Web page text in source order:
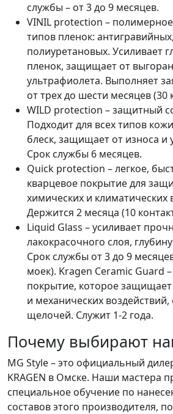
службы – от 3 до 9 месяцев.
VINIL protection –
типов пленок:
полиуретановых. Усиливает
пленок, защищает от
ультрафиолета. Выполняет
от трех до шести месяцев (30
WILD protection – защитный
Подходит для всех типов
блеск, защищает от износа и
Срок службы 6 месяцев.
Quick protection – легкое,
кварцевое покрытие для
химических и климатических
Держится 2 месяца (10
Liquid Glass – усиливает
лакокрасочного слоя,
Срок службы от 3 до 9
моек). Kragen Ceramic Guard
покрытие, которое защищает
и механических воздействий,
щелочей. Служит 1-2 года.
Почему выбирают
MG Style – это официальный
KRAGEN в Омске. Наши мастера
специальное обучение по
составов этого производителя,